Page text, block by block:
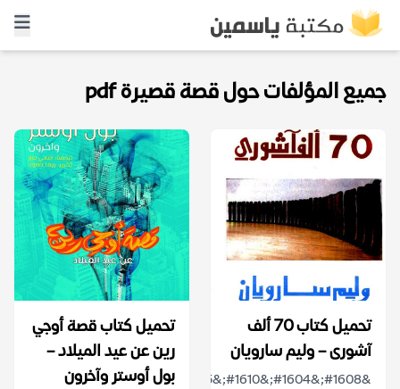
جميع المؤلفات حول قصة قصيرة pdf
تحميل كتاب 70 ألف
آشورى – وليم سارويان
&#1608;&#1604;&#1610;&#1605;
تحميل كتاب قصة أوجي
رين عن عيد الميلاد –
بول أوستر وآخرون